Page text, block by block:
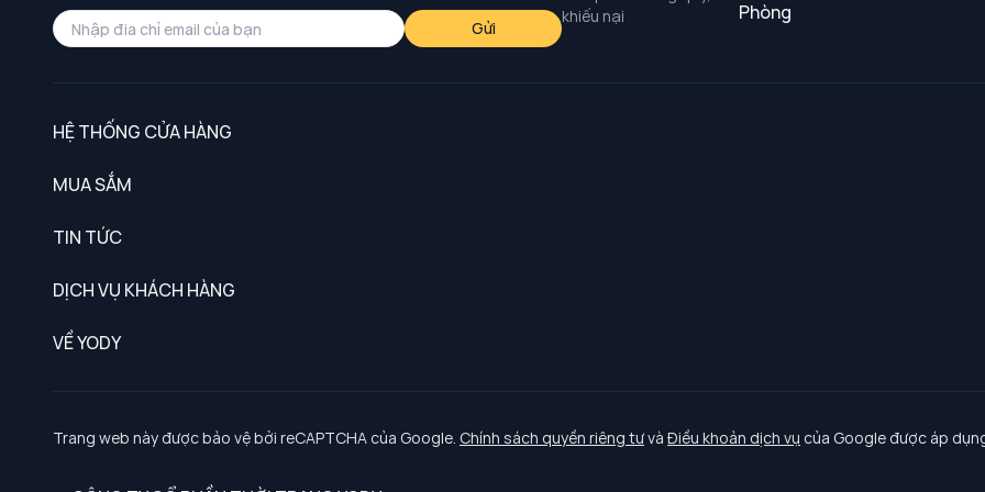
khiếu nại
Phòng
Gửi
HỆ THỐNG CỬA HÀNG
MUA SẮM
TIN TỨC
DỊCH VỤ KHÁCH HÀNG
Chính sách khách hàng thân thiết
Chính sách bảo vệ dữ liệu cá nhân
Chính sách thanh toán, giao nhận
VỀ YODY
Tuyển dụng
Trang web này được bảo vệ bởi reCAPTCHA của Google. Chính sách quyền riêng tưvà Điều khoản dịch vụ của Google được áp